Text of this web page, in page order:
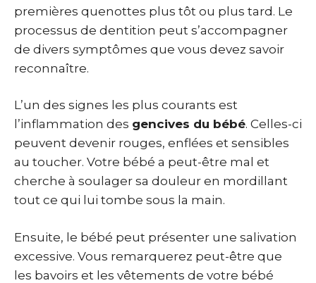
premières quenottes plus tôt ou plus tard. Le
processus de dentition peut s’accompagner
de divers symptômes que vous devez savoir
reconnaître.
L’un des signes les plus courants est
l’inflammation des gencives du bébé. Celles-ci
peuvent devenir rouges, enflées et sensibles
au toucher. Votre bébé a peut-être mal et
cherche à soulager sa douleur en mordillant
tout ce qui lui tombe sous la main.
Ensuite, le bébé peut présenter une salivation
excessive. Vous remarquerez peut-être que
les bavoirs et les vêtements de votre bébé